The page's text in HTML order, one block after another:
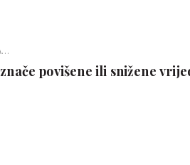
povišene ili snižene